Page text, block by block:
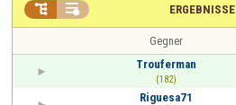
ERGEBNISSE
 
Gegner
Trouferman
(182)
Riguesa71